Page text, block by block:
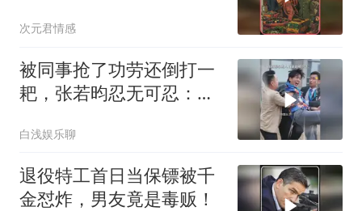
次元君情感
被同事抢了功劳还倒打一
耙，张若昀忍无可忍：看
白浅娱乐聊
退役特工首日当保镖被千
金怼炸，男友竟是毒贩！